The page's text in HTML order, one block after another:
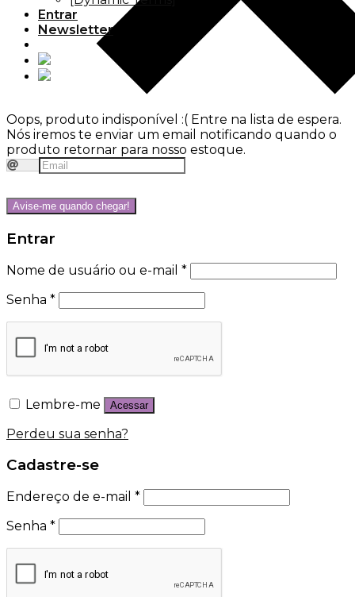
Entrar
Newsletter
Oops, produto indisponível :( Entre na lista de espera.
Nós iremos te enviar um email notificando quando o
produto retornar para nosso estoque.
Avise-me quando chegar!
Entrar
Nome de usuário ou e-mail *
Senha *
Lembre-me Acessar
Perdeu sua senha?
Cadastre-se
Endereço de e-mail *
Senha *